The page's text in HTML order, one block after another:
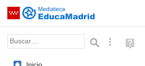
Saltar navegación
Palabra o frase: BúsquedaAyuda
(en
Inicio